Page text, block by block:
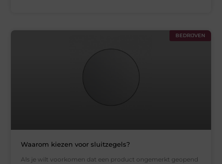
BEDRIJVEN
Waarom kiezen voor sluitzegels?
Als je wilt voorkomen dat een product ongemerkt geopend